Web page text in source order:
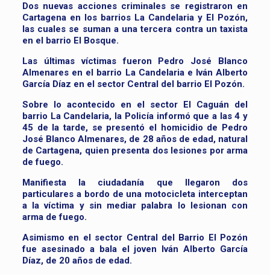
Dos nuevas acciones criminales se registraron en
Cartagena en los barrios La Candelaria y El Pozón,
las cuales se suman a una tercera contra un taxista
en el barrio El Bosque.
Las últimas víctimas fueron Pedro José Blanco
Almenares en el barrio La Candelaria e Iván Alberto
García Díaz en el sector Central del barrio El Pozón.
Sobre lo acontecido en el sector El Caguán del
barrio La Candelaria, la Policía informó que a las 4 y
45 de la tarde, se presentó el homicidio de Pedro
José Blanco Almenares, de 28 años de edad, natural
de Cartagena, quien presenta dos lesiones por arma
de fuego.
Manifiesta la ciudadanía que llegaron dos
particulares a bordo de una motocicleta interceptan
a la víctima y sin mediar palabra lo lesionan con
arma de fuego.
Asimismo en el sector Central del Barrio El Pozón
fue asesinado a bala el joven Iván Alberto García
Díaz, de 20 años de edad.